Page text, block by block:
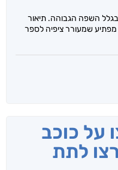
השפה הגבוהה. תיאור
מפתיע שמעורר ציפיה לספר
על כוכב
לתת